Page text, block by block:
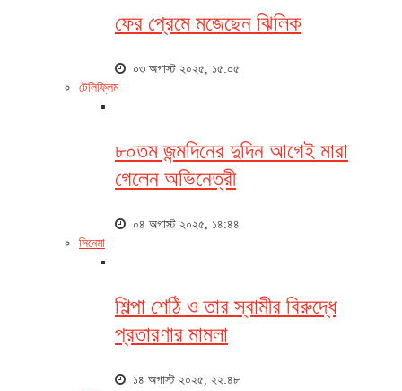
ফের প্রেমে মজেছেন ঝিলিক
০৩ অগাস্ট ২০২৫, ১৫:০৫
টেলিফ্লিম
৮০তম জন্মদিনের দুদিন আগেই মারা
গেলেন অভিনেত্রী
০৪ অগাস্ট ২০২৫, ১৪:৪৪
সিনেমা
শিল্পা শেঠি ও তার স্বামীর বিরুদ্ধে
প্রতারণার মামলা
১৪ অগাস্ট ২০২৫, ২২:৪৮